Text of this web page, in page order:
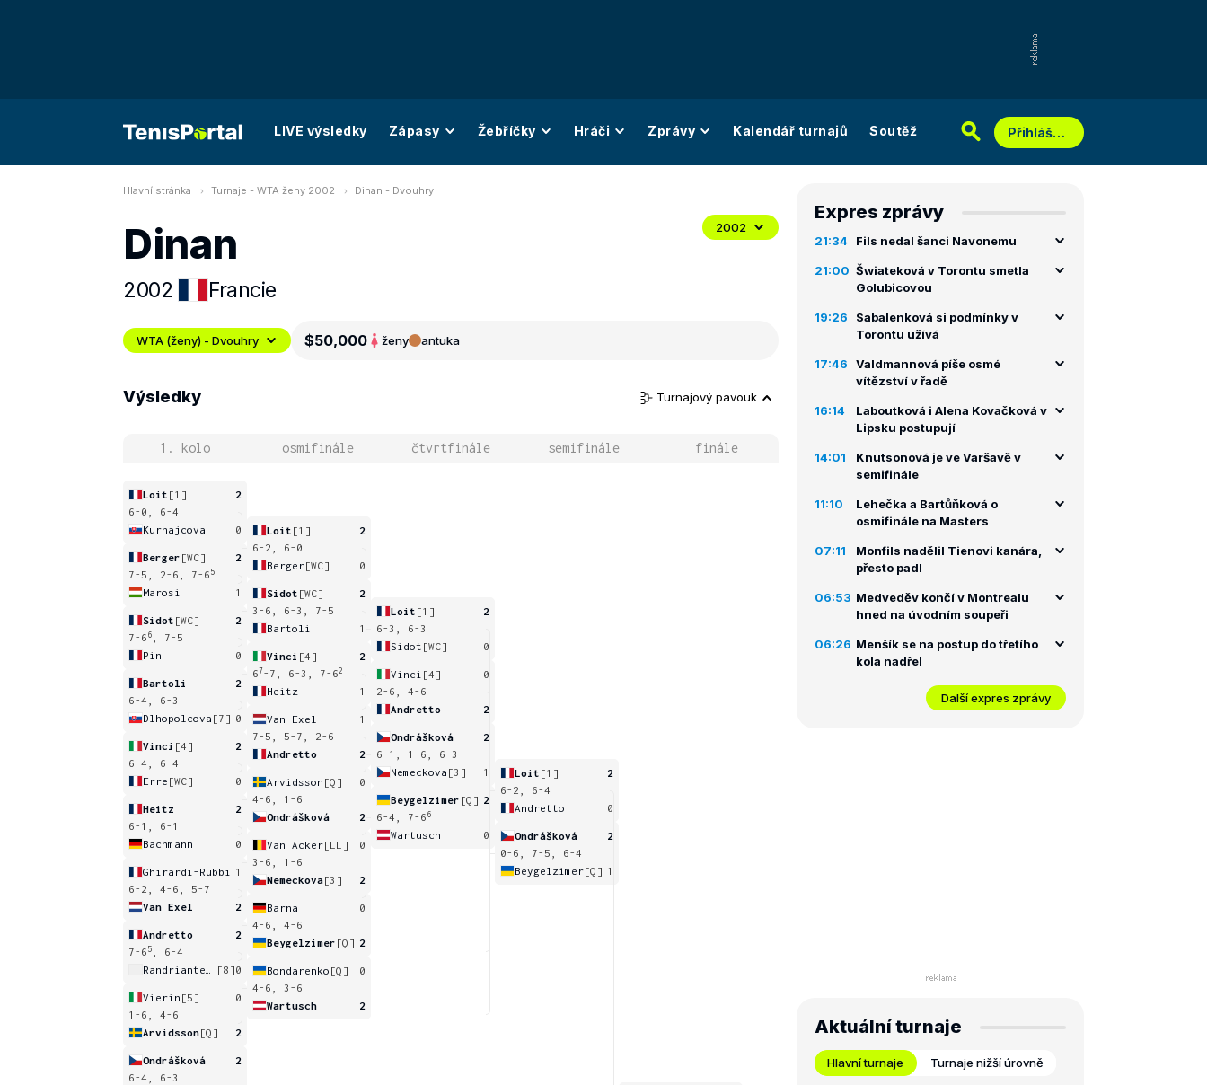
LIVE výsledky Zápasy Žebříčky Hráči Zprávy Kalendář turnajů Soutěž Přihlášení
Hlavní stránka Turnaje - WTA ženy 2002 Dinan - Dvouhry
Dinan
2002 Francie
2002
WTA (ženy) - Dvouhry $50,000 ženy antuka
Výsledky Turnajový pavouk
1. kolo osmifinále čtvrtfinále semifinále finále
Loit [1]
2
6-0, 6-4
Kurhajcova
0
Berger [WC]
2
7-5, 2-6, 7-6 5
Marosi 1
Sidot [WC]
2
7-6 6
, 7-5
Pin
0
Bartoli
2
6-4, 6-3
Dlhopolcova [7] 0
Vinci [4]
2
6-4, 6-4
Erre [WC] 0
Heitz
2
6-1, 6-1
Bachmann
0
Ghirardi-Rubbi
1
6-2, 4-6, 5-7
Van Exel
2
Andretto
2
7-6 5
, 6-4
[8]0
Vierin [5]
0
1-6, 4-6
Arvidsson[Q] 2
Ondrášková
2
6-4, 6-3
Loit [1]
2
6-2, 6-0
Berger[WC] 0
Sidot [WC]
2
3-6, 6-3, 7-5
Bartoli
1
Vinci [4]
2
67-7, 6-3, 7-62
Heitz 1
Van Exel
1
7-5, 5-7, 2-6
Andretto
2
Arvidsson [Q]
0
4-6, 1-6
Ondrášková
2
Van Acker[LL]
0
3-6, 1-6
Nemeckova[3] 2
Barna
0
4-6, 4-6
Beygelzimer [Q] 2
Bondarenko [Q]
0
4-6, 3-6
Wartusch
2
Loit [1]
2
6-3, 6-3
Sidot [WC] 0
Vinci [4]
0
2-6, 4-6
Andretto
2
Ondrášková
2
6-1, 1-6, 6-3
Nemeckova [3] 1
Beygelzimer [Q] 2
6-4, 7-6 6
Wartusch 0
Loit [1]
2
6-2, 6-4
Andretto
0
Ondrášková
2
0-6, 7-5, 6-4
Beygelzimer[Q] 1
Expres zprávy
21:34 Fils nedal šanci Navonemu
21:00 Šwiateková v Torontu smetla
Golubicovou
19:26
Sabalenková si podmínky v
Torontu užívá
17:46
Valdmannová píše osmé
vítězství v řadě
16:14
Laboutková i Alena Kovačková v
Lipsku postupují
14:01
Knutsonová je ve Varšavě v
semifinále
11:10
Lehečka a Bartůňková o
osmifinále na Masters
07:11
Monfils nadělil Tienovi kanára,
přesto padl
06:53 Medveděv končí v Montrealu
hned na úvodním soupeři
06:26 Menšík se na postup do třetího
kola nadřel
Další expres zprávy
Aktuální turnaje
Hlavní turnaje Turnaje nižší úrovně